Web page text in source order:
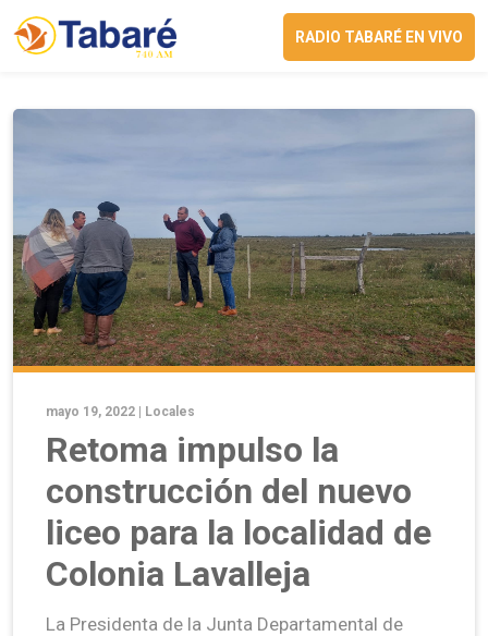
RADIO TABARÉ EN VIVO
mayo 19, 2022 | Locales
Retoma impulso la
construcción del nuevo
liceo para la localidad de
Colonia Lavalleja
La Presidenta de la Junta Departamental de